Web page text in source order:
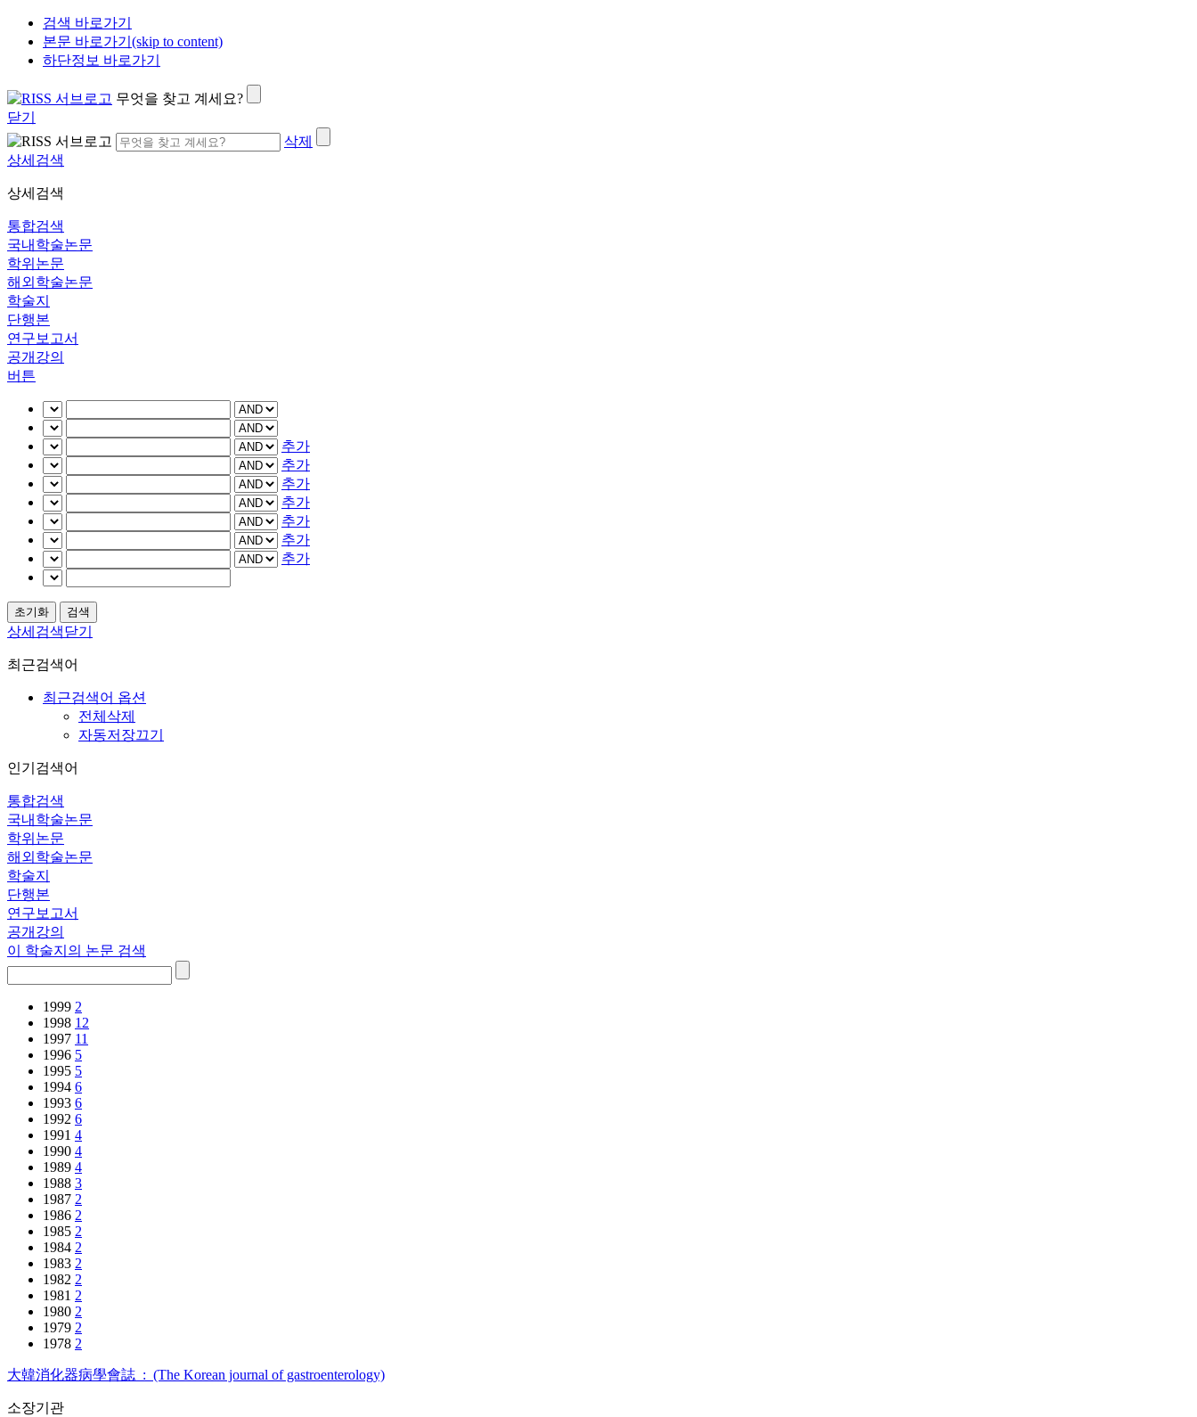
검색 바로가기
본문 바로가기(skip to content)
하단정보 바로가기
무엇을 찾고 계세요?
닫기
삭제
상세검색
상세검색
통합검색
국내학술논문
학위논문
해외학술논문
학술지
단행본
연구보고서
공개강의
버튼
추가
추가
추가
추가
추가
추가
추가
상세검색닫기
최근검색어
최근검색어 옵션
전체삭제
자동저장끄기
인기검색어
통합검색
국내학술논문
학위논문
해외학술논문
학술지
단행본
연구보고서
공개강의
이 학술지의 논문 검색
1999 2
1998 12
1997 11
1996 5
1995 5
1994 6
1993 6
1992 6
1991 4
1990 4
1989 4
1988 3
1987 2
1986 2
1985 2
1984 2
1983 2
1982 2
1981 2
1980 2
1979 2
1978 2
大韓消化器病學會誌 : (The Korean journal of gastroenterology)
소장기관